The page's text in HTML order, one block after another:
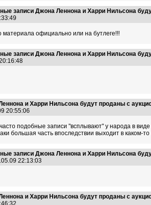
записи Джона Леннона и Харри Нильсона
официально или на бутлеге!!!
записи Джона Леннона и Харри Нильсона
и Харри Нильсона будут проданы с
20:55:06
часто подобные записи "всплывают" у народа в
большая часть впоследствии выходит в каком-то
записи Джона Леннона и Харри Нильсона
22:13:03
и Харри Нильсона будут проданы с